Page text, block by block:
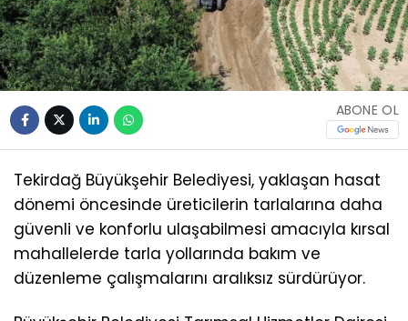
ABONE OL
Tekirdağ Büyükşehir Belediyesi, yaklaşan hasat
dönemi öncesinde üreticilerin tarlalarına daha
güvenli ve konforlu ulaşabilmesi amacıyla kırsal
mahallelerde tarla yollarında bakım ve
düzenleme çalışmalarını aralıksız sürdürüyor.